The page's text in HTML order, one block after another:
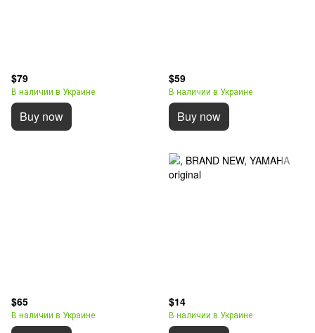
$79
В наличии в Украине
Buy now
$59
В наличии в Украине
Buy now
$65
В наличии в Украине
$14
В наличии в Украине